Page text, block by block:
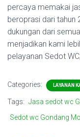
percaya memakai
beroprasi dari tahun
dukungan dari
menjadikan kami
pelayanan Sedot
Categories: LAYANAN
Tags: Jasa sedot wc
Sedot wc Gondang